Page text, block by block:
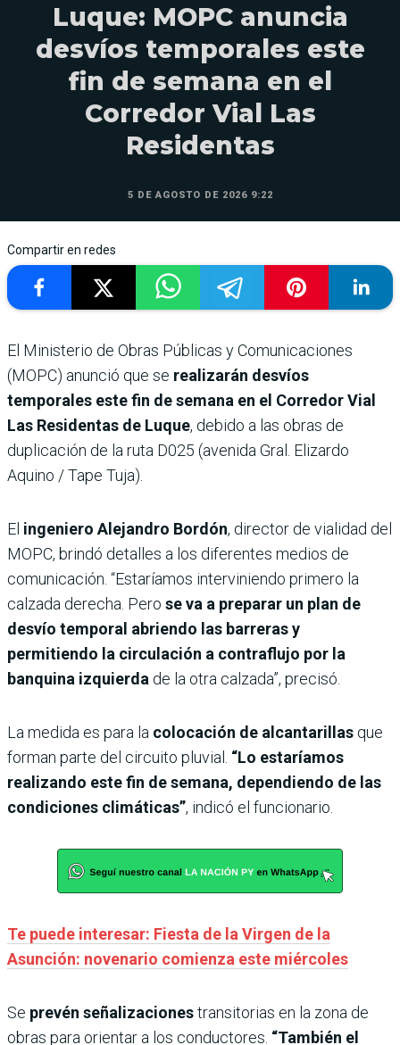
Luque: MOPC anuncia
desvíos temporales este
fin de semana en el
Corredor Vial Las
Residentas
5 DE AGOSTO DE 2026 9:22
Compartir en redes
El Ministerio de Obras Públicas y Comunicaciones
(MOPC) anunció que se realizarán desvíos
temporales este fin de semana en el Corredor Vial
Las Residentas de Luque, debido a las obras de
duplicación de la ruta D025 (avenida Gral. Elizardo
Aquino / Tape Tuja).
El ingeniero Alejandro Bordón, director de vialidad del
MOPC, brindó detalles a los diferentes medios de
comunicación. “Estaríamos interviniendo primero la
calzada derecha. Pero se va a preparar un plan de
desvío temporal abriendo las barreras y
permitiendo la circulación a contraflujo por la
banquina izquierda de la otra calzada”, precisó.
La medida es para la colocación de alcantarillas que
forman parte del circuito pluvial. “Lo estaríamos
realizando este fin de semana, dependiendo de las
condiciones climáticas”, indicó el funcionario.
Te puede interesar: Fiesta de la Virgen de la
Asunción: novenario comienza este miércoles
Se prevén señalizacionestransitorias en la zona de
obras para orientar a los conductores. “También el